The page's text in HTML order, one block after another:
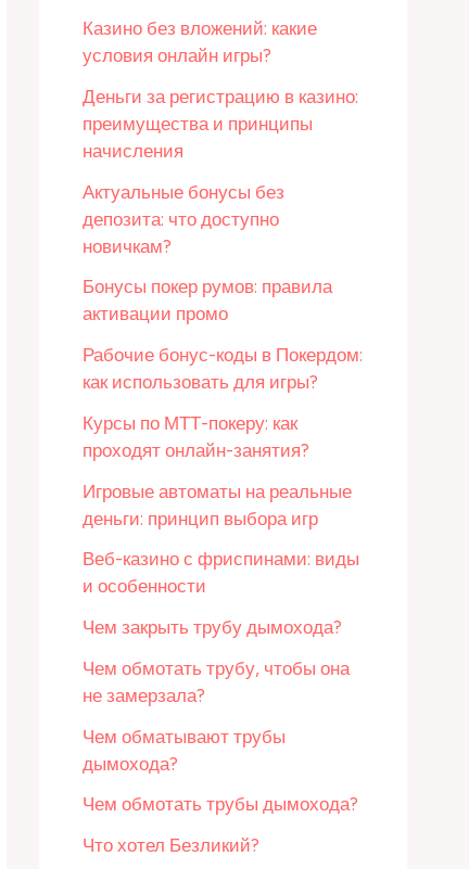
Казино без вложений: какие
условия онлайн игры?
Деньги за регистрацию в казино:
преимущества и принципы
начисления
Актуальные бонусы без
депозита: что доступно
новичкам?
Бонусы покер румов: правила
активации промо
Рабочие бонус-коды в Покердом:
как использовать для игры?
Курсы по МТТ-покеру: как
проходят онлайн-занятия?
Игровые автоматы на реальные
деньги: принцип выбора игр
Веб-казино с фриспинами: виды
и особенности
Чем закрыть трубу дымохода?
Чем обмотать трубу, чтобы она
не замерзала?
Чем обматывают трубы
дымохода?
Чем обмотать трубы дымохода?
Что хотел Безликий?